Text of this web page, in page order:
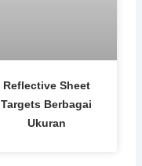
Reflective Sheet
Targets Berbagai
Ukuran